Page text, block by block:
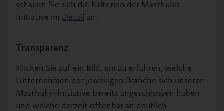
schauen Sie sich die Kriterien der Masthuhn-
Initiative im Detail an.
Transparenz
Klicken Sie auf ein Bild, um zu erfahren, welche
Unternehmen der jeweiligen Branche sich unserer
Masthuhn-Initiative bereits angeschlossen haben
und welche derzeit offenbar an deutlich